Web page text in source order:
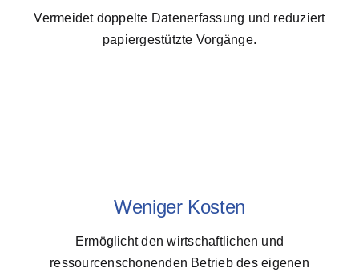
Vermeidet doppelte Datenerfassung und reduziert
papiergestützte Vorgänge.
Weniger Kosten
Ermöglicht den wirtschaftlichen und
ressourcenschonenden Betrieb des eigenen